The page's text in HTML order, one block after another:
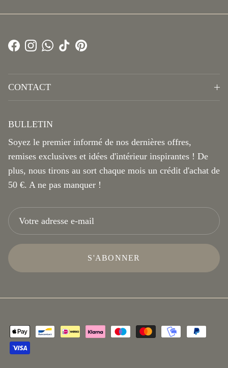
Facebook
Instagram
WhatsApp
TikTokPinterest
CONTACT
BULLETIN
Soyez le premier informé de nos dernières offres,
remises exclusives et idées d'intérieur inspirantes ! De
plus, nous tirons au sort chaque mois un crédit d'achat de
50 €. A ne pas manquer !
S'ABONNER